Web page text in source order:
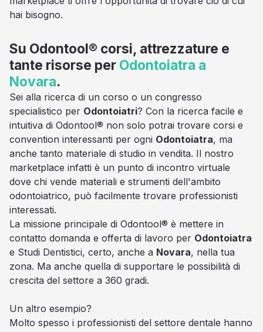
hai bisogno.
Su Odontool® corsi, attrezzature e
tante risorse per Odontoiatra a
Novara.
Sei alla ricerca di un corso o un congresso
specialistico per Odontoiatri? Con la ricerca facile e
intuitiva di Odontool® non solo potrai trovare corsi e
convention interessanti per ogni Odontoiatra, ma
anche tanto materiale di studio in vendita. Il nostro
marketplace infatti è un punto di incontro virtuale
dove chi vende materiali e strumenti dell'ambito
odontoiatrico, può facilmente trovare professionisti
interessati.
La missione principale di Odontool® è mettere in
contatto domanda e offerta di lavoro per Odontoiatra
e Studi Dentistici, certo, anche a Novara, nella tua
zona. Ma anche quella di supportare le possibilità di
crescita del settore a 360 gradi.
Un altro esempio?
Molto spesso i professionisti del settore dentale hanno